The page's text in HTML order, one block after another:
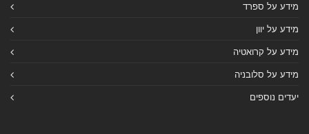
מידע על ספרד
מידע על יוון
מידע על קרואטיה
מידע על סלובניה
יעדים נוספים